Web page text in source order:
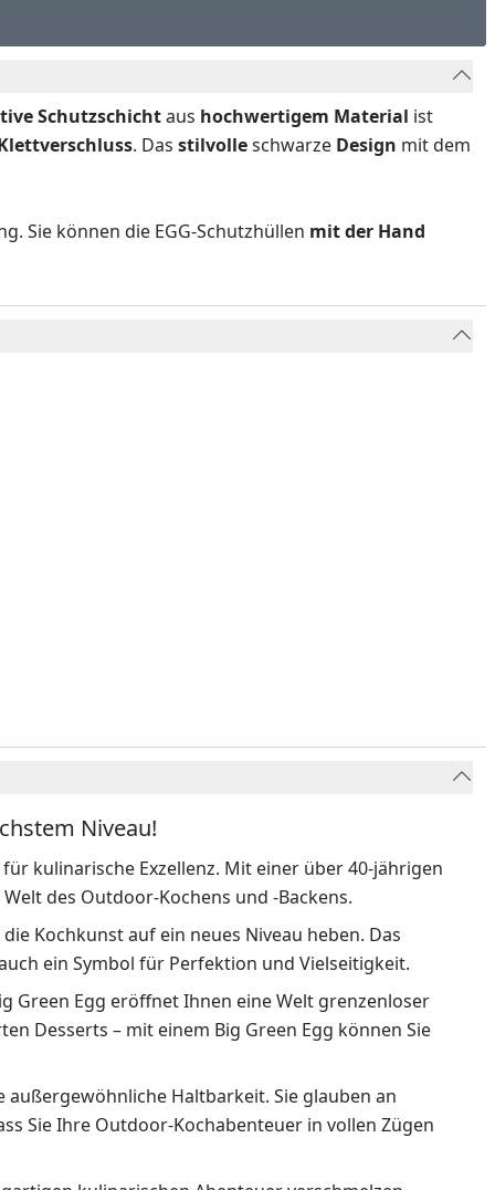
Schutzschichtaus hochwertigem Material ist
. Das stilvolleschwarze Design mit dem
Sie können die EGG-Schutzhüllen mit der Hand
Niveau!
kulinarische Exzellenz. Mit einer über 40-jährigen
des Outdoor-Kochens und -Backens.
Kochkunst auf ein neues Niveau heben. Das
ein Symbol für Perfektion und Vielseitigkeit.
Green Egg eröffnet Ihnen eine Welt grenzenloser
Desserts – mit einem Big Green Egg können Sie
Haltbarkeit. Sie glauben an
Sie Ihre Outdoor-Kochabenteuer in vollen Zügen